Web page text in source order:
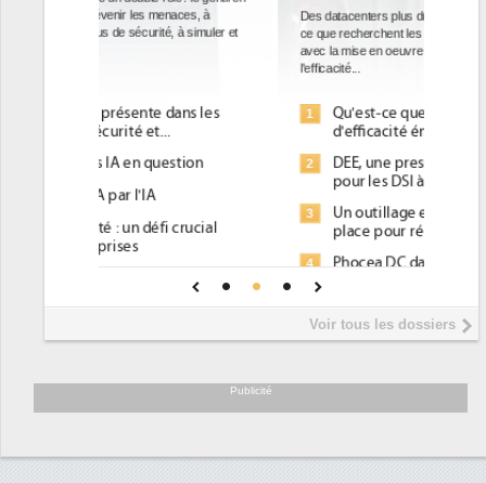
Des datacenters plus durables et plus efficaces, c'est
ce que recherchent les pouvoirs publics européens
avec la mise en oeuvre de la nouvelle Directive sur
1
Qu'est-ce que la DEE (directive
d'efficacité énergétique) ?
2
DEE, une pression administrative
pour les DSI à transformer...
Un outillage et des services déjà en
place pour répondre à...
Phocea DC dans les cordes pour la
Interview de Fabrice Coquio,
président de Digital Realty...
soutient les...
Voir tous les dossiers
Publicité